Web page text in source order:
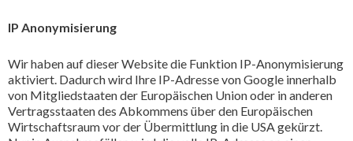
IP Anonymisierung
Wir haben auf dieser Website die Funktion IP-Anonymisierung
aktiviert. Dadurch wird Ihre IP-Adresse von Google innerhalb
von Mitgliedstaaten der Europäischen Union oder in anderen
Vertragsstaaten des Abkommens über den Europäischen
Wirtschaftsraum vor der Übermittlung in die USA gekürzt.